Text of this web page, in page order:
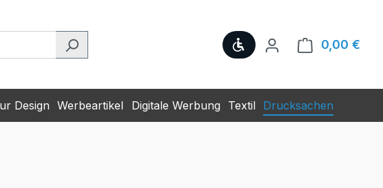
Werkzeugleiste anzeigen
0,00 €
Design Werbeartikel Digitale Werbung Textil Drucksachen